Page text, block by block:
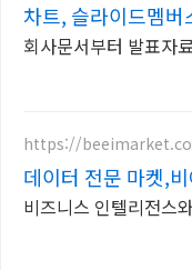
차트, 슬라이드멤
회사문서부터 발표자
https://
데이터 전문 마켓,
비즈니스 인텔리전스